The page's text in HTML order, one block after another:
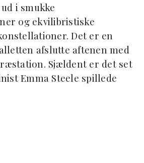
i smukke
og ekvilibristiske
Det er en
afslutte aftenen med
Sjældent er det set
Emma Steele spillede